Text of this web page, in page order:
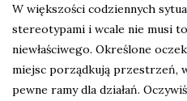
W większości codziennych
stereotypami i wcale nie musi
niewłaściwego. Określone
miejsc porządkują przestrzeń,
pewne ramy dla działań.